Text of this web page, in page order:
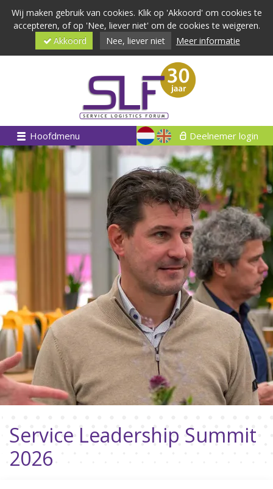
Wij maken gebruik van cookies. Klik op 'Akkoord' om cookies te
accepteren, of op 'Nee, liever niet' om de cookies te weigeren.
Akkoord
Nee, liever niet Meer informatie
Hoofdmenu Deelnemer login
Service Leadership Summit
2026